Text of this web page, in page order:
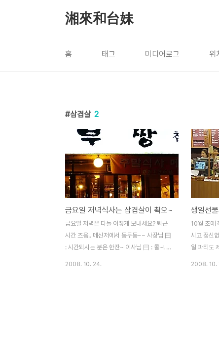
湘來和台妹
홈 태그 미디어로그 위
삼겹살 2
금요일 저녁식사는 삼겹살이 쵝오~
금요일 저녁은 다들 어떻게 보내세요? 퇴근
시간 즈음.. 메신저에서 둥두둥~~ 사장님 曰
: 시간되시는 분은 한잔~ 이사님 曰 : 콜~! 그
2008. 10. 24.
생일선
10월 초에
시고 정신
일 파티도
었나 생각
2008. 10.